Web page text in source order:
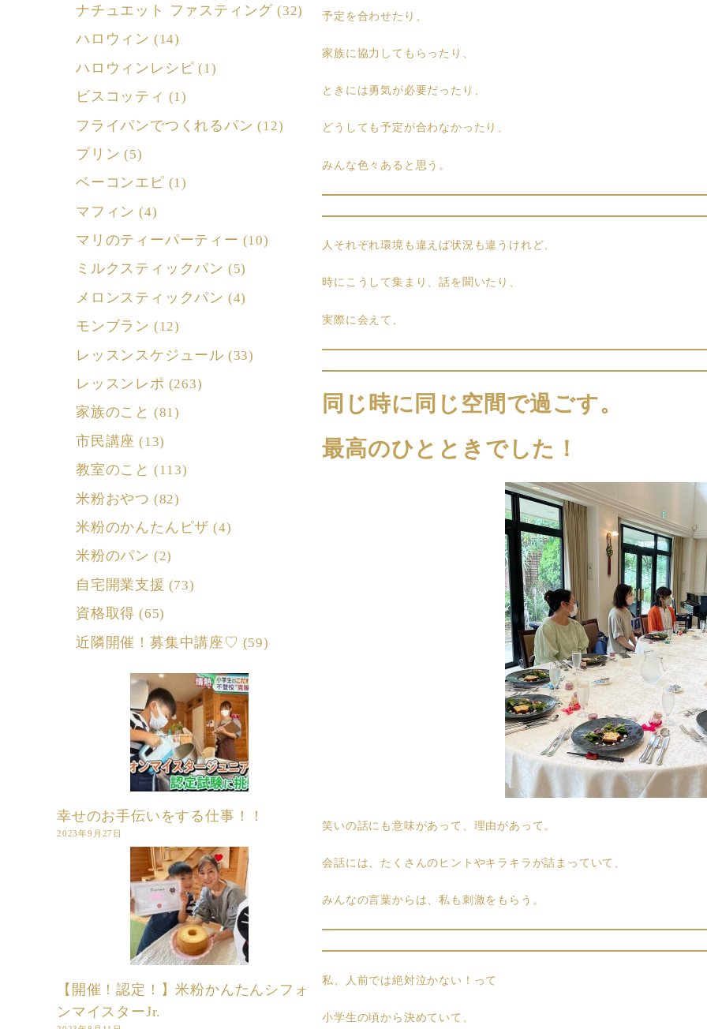
予定を合わせたり、
家族に協力してもらったり、
ときには勇気が必要だったり、
どうしても予定が合わなかったり、
みんな色々あると思う。
人それぞれ環境も違えば状況も違うけれど、
時にこうして集まり、話を聞いたり、
実際に会えて、
同じ時に同じ空間で過ごす。
最高のひとときでした！
笑いの話にも意味があって、理由があって。
会話には、たくさんのヒントやキラキラが詰まっていて、
みんなの言葉からは、私も刺激をもらう。
私、人前では絶対泣かない！って
小学生の頃から決めていて、
ナチュエット ファスティング (32)
ハロウィン (14)
ハロウィンレシピ (1)
ビスコッティ (1)
フライパンでつくれるパン (12)
プリン (5)
ベーコンエピ (1)
マフィン (4)
マリのティーパーティー (10)
ミルクスティックパン (5)
メロンスティックパン (4)
モンブラン (12)
レッスンスケジュール (33)
レッスンレポ (263)
家族のこと (81)
市民講座 (13)
教室のこと (113)
米粉おやつ (82)
米粉のかんたんピザ (4)
米粉のパン (2)
自宅開業支援 (73)
資格取得 (65)
近隣開催！募集中講座♡ (59)
幸せのお手伝いをする仕事！！
2023年9月27日
【開催！認定！】米粉かんたんシフォ
ンマイスターJr.